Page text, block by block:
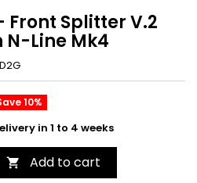
Front Splitter V.2
N-Line Mk4
10%
in 1 to 4 weeks
 Add to cart